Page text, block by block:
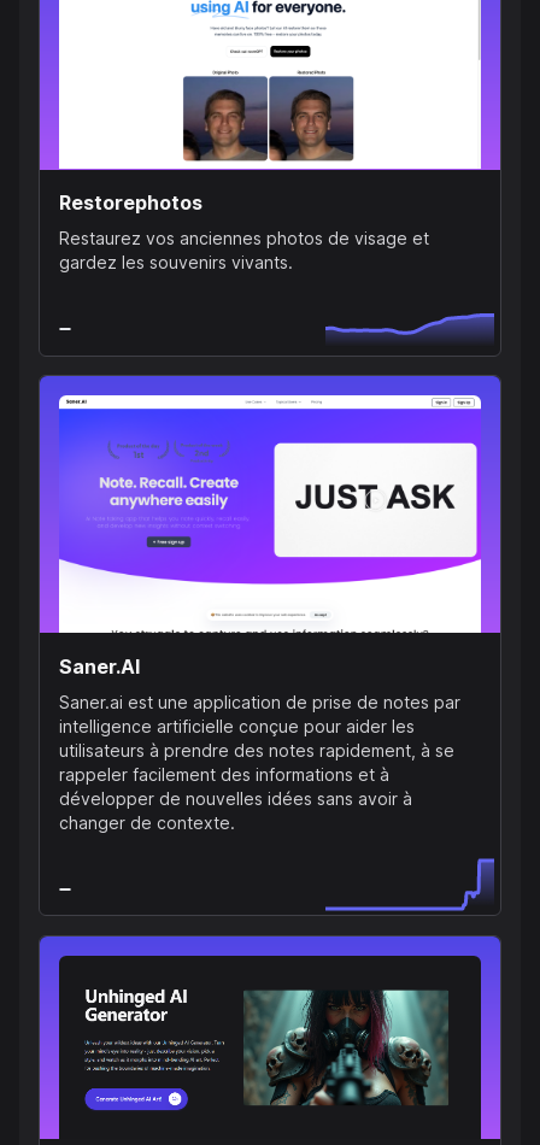
Restorephotos
Restaurez vos anciennes photos de visage et
gardez les souvenirs vivants.
Saner.AI
Saner.ai est une application de prise de notes par
intelligence artificielle conçue pour aider les
utilisateurs à prendre des notes rapidement, à se
rappeler facilement des informations et à
développer de nouvelles idées sans avoir à
changer de contexte.